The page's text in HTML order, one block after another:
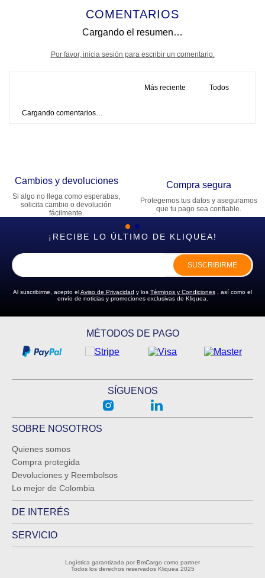
COMENTARIOS
Cargando el resumen…
Por favor, inicia sesión para escribir un comentario.
Más reciente Todos
Cargando comentarios…
Cambios y devoluciones
Si algo no llega como esperabas,
solicita cambio o devolución
fácilmente.
Compra segura
Protegemos tus datos y aseguramos
que tu pago sea confiable.
¡RECIBE LO ÚLTIMO DE KLIQUEA!
SUSCRIBIRME
Al suscribirme, acepto elAviso de Privacidad y los Términos y Condiciones , así como el
envío de noticias y promociones exclusivas de Kliquea.
MÉTODOS DE PAGO
SÍGUENOS
SOBRE NOSOTROS
Quienes somos
Compra protegida
Devoluciones y Reembolsos
Lo mejor de Colombia
DE INTERÉS
SERVICIO
Logística garantizada por BmCargo como partner
Todos los derechos reservados Kliquea 2025